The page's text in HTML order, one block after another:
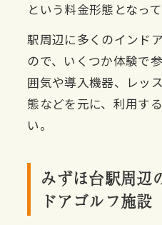
という料金形態となって
駅周辺に多くのインド
ので、いくつか体験で
囲気や導入機器、レッ
態などを元に、利用す
い。
みずほ台駅周辺
ドアゴルフ施設